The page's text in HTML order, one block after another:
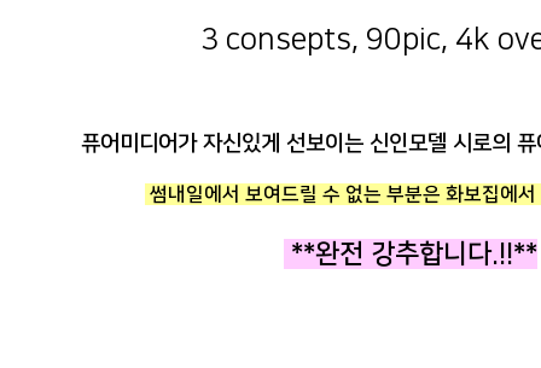
3 consepts, 90pic, 4k
퓨어미디어가 자신있게 선보이는 신인모델 시로의
썸내일에서 보여드릴 수 없는 부분은 화보집에
**완전 강추합니다.!!**